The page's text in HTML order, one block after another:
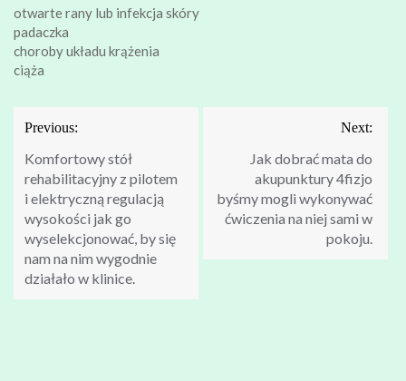
otwarte rany lub infekcja skóry
padaczka
choroby układu krążenia
ciąża
Nawigacja
wpisu
Previous:
Komfortowy stół
rehabilitacyjny z pilotem
i elektryczną regulacją
wysokości jak go
wyselekcjonować, by się
nam na nim wygodnie
działało w klinice.
Next:
Jak dobrać mata do
akupunktury 4fizjo
byśmy mogli wykonywać
ćwiczenia na niej sami w
pokoju.